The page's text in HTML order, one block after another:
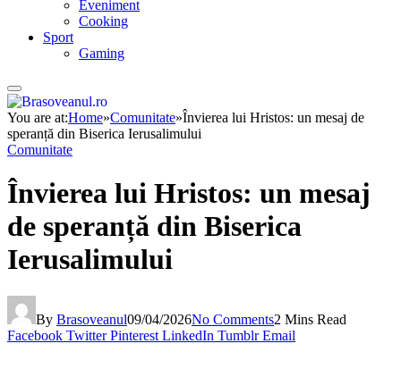
Eveniment
Cooking
Sport
Gaming
You are at:Home»Comunitate»Învierea lui Hristos: un mesaj de
speranță din Biserica Ierusalimului
Comunitate
Învierea lui Hristos: un mesaj
de speranță din Biserica
Ierusalimului
By Brasoveanul09/04/2026No Comments2 Mins Read
Facebook Twitter Pinterest LinkedIn Tumblr Email